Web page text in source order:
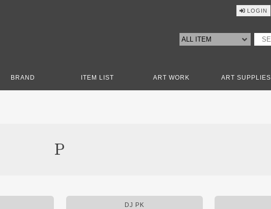
LOGIN
BRAND ITEM LIST ART WORK ART SUPPLIES
P
DJ PK